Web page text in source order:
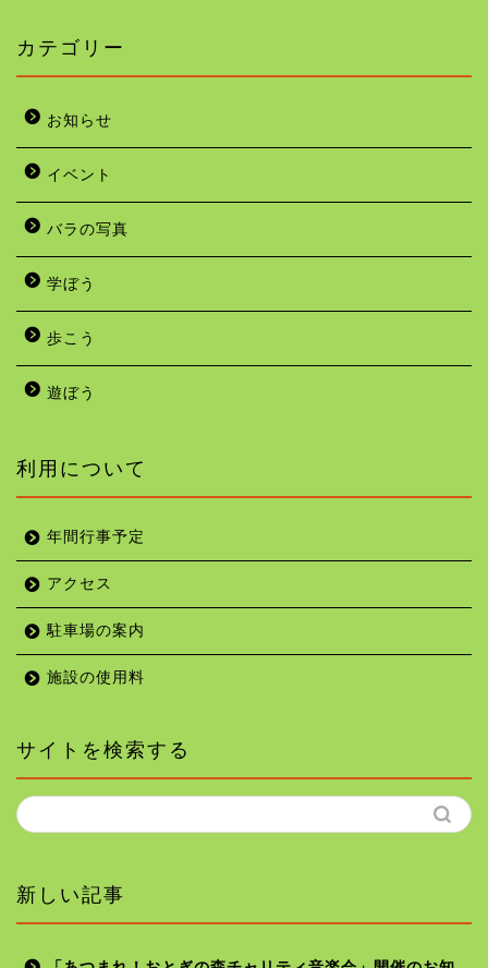
カテゴリー
お知らせ
イベント
バラの写真
学ぼう
歩こう
遊ぼう
利用について
年間行事予定
アクセス
駐車場の案内
施設の使用料
サイトを検索する
新しい記事